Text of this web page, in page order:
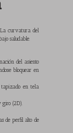
La curvatura del
saludable.
del asiento
bloquear en
tapizado en tela
giro (2D).
de perfil alto de